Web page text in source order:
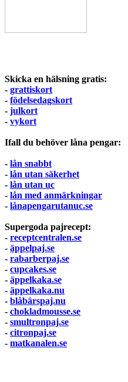
Skicka en hälsning gratis:
- grattiskort
- födelsedagskort
- julkort
- vykort
Ifall du behöver låna pengar:
- lån snabbt
- lån utan säkerhet
- lån utan uc
- lån med anmärkningar
- lånapengarutanuc.se
Supergoda pajrecept:
- receptcentralen.se
- äppelpaj.se
- rabarberpaj.se
- cupcakes.se
- äppelkaka.se
- äppelkaka.nu
- blåbärspaj.nu
- chokladmousse.se
- smultronpaj.se
- citronpaj.se
- matkanalen.se